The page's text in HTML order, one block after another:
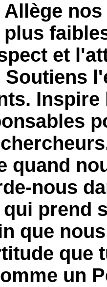
et
Soutiens
quand
nous
prend
que
que
un